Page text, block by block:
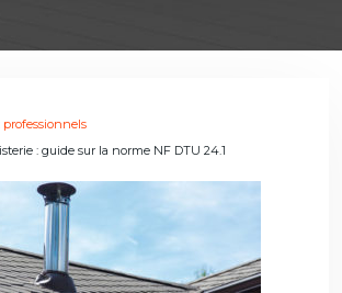
professionnels
: guide sur la norme NF DTU 24.1